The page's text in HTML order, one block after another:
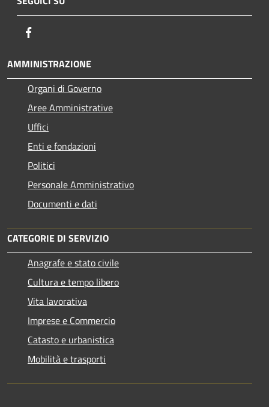
AMMINISTRAZIONE
Organi di Governo
Aree Amministrative
Uffici
Enti e fondazioni
Politici
Personale Amministrativo
Documenti e dati
CATEGORIE DI SERVIZIO
Anagrafe e stato civile
Cultura e tempo libero
Vita lavorativa
Imprese e Commercio
Catasto e urbanistica
Mobilità e trasporti